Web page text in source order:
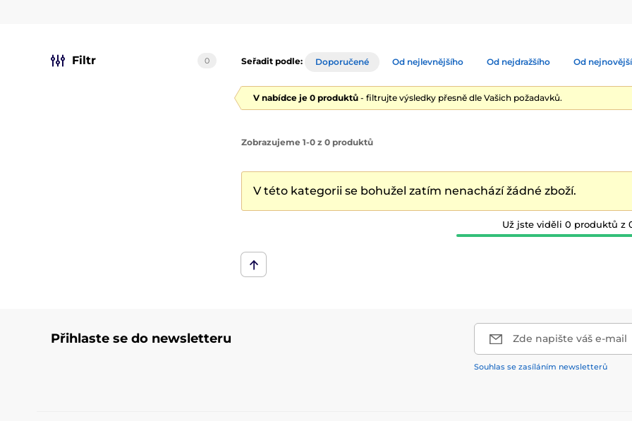
Filtr 0 Seřadit podle: Doporučené Od nejlevnějšího Od nejdražšího Od
V nabídce je 0 produktů - filtrujte výsledky přesně dle Vašich požadavků.
Zobrazujeme 1-0 z 0 produktů
V této kategorii se bohužel zatím nenachází žádné zboží.
Už jste viděli 0 produktů z
Přihlaste se do newsletteru Zde napište váš e-mail
Souhlas se zasíláním newsletterů